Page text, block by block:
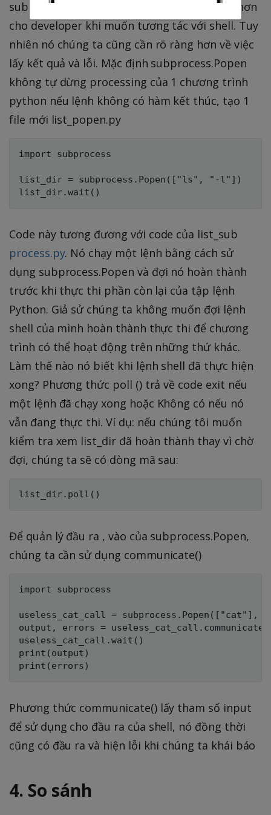
subprocess.Popen cung cấp nhiều lựa chọn hơn
cho developer khi muốn tương tác với shell. Tuy
nhiên nó chúng ta cũng cần rõ ràng hơn về việc
lấy kết quả và lỗi. Mặc định subprocess.Popen
không tự dừng processing của 1 chương trình
python nếu lệnh không có hàm kết thúc, tạo 1
file mới list_popen.py
import subprocess
list_dir = subprocess.Popen(["ls", "-l"])
Code này tương đương với code của list_sub
process.py. Nó chạy một lệnh bằng cách sử
dụng subprocess.Popen và đợi nó hoàn thành
trước khi thực thi phần còn lại của tập lệnh
Python. Giả sử chúng ta không muốn đợi lệnh
shell của mình hoàn thành thực thi để chương
trình có thể hoạt động trên những thứ khác.
Làm thế nào nó biết khi lệnh shell đã thực hiện
xong? Phương thức poll () trả về code exit nếu
một lệnh đã chạy xong hoặc Không có nếu nó
vẫn đang thực thi. Ví dụ: nếu chúng tôi muốn
kiểm tra xem list_dir đã hoàn thành thay vì chờ
đợi, chúng ta sẽ có dòng mã sau:
Để quản lý đầu ra , vào của subprocess.Popen,
chúng ta cần sử dụng communicate()
import subprocess
useless_cat_call = subprocess.Popen(["cat"],
output, errors =
useless_cat_call.wait()
print(output)
Phương thức communicate() lấy tham số input
để sử dụng cho đầu ra của shell, nó đồng thời
cũng có đầu ra và hiện lỗi khi chúng ta khái báo
4. So sánh